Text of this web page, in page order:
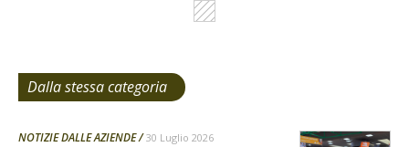
Dalla stessa categoria
NOTIZIE DALLE AZIENDE 30 Luglio 2026